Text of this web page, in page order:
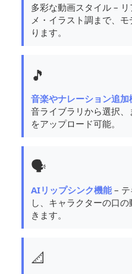
多彩な動画スタイル –
メ・イラスト調まで、
ります。
🎵
音楽やナレーション追加
音ライブラリから選択
をアップロード可能。
🗣️
AIリップシンク機能 –
し、キャラクターの口
きます。
📐